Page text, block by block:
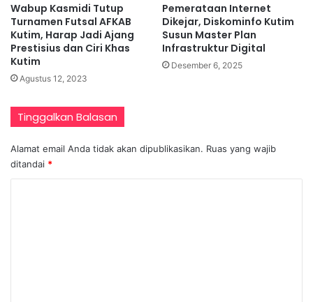
Wabup Kasmidi Tutup
Turnamen Futsal AFKAB
Kutim, Harap Jadi Ajang
Prestisius dan Ciri Khas
Kutim
Agustus 12, 2023
Pemerataan Internet
Dikejar, Diskominfo Kutim
Susun Master Plan
Infrastruktur Digital
Desember 6, 2025
Tinggalkan Balasan
Alamat email Anda tidak akan dipublikasikan. Ruas yang wajib
ditandai *